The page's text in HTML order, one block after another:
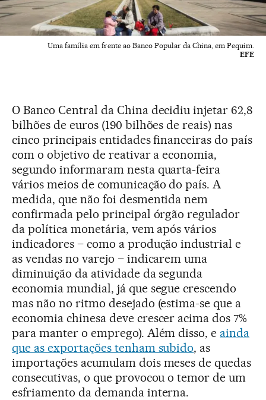
Uma família em frente ao Banco Popular da China, em Pequim.
EFE
O Banco Central da China decidiu injetar 62,8
bilhões de euros (190 bilhões de reais) nas
cinco principais entidades financeiras do país
com o objetivo de reativar a economia,
segundo informaram nesta quarta-feira
vários meios de comunicação do país. A
medida, que não foi desmentida nem
confirmada pelo principal órgão regulador
da política monetária, vem após vários
indicadores – como a produção industrial e
as vendas no varejo – indicarem uma
diminuição da atividade da segunda
economia mundial, já que segue crescendo
mas não no ritmo desejado (estima-se que a
economia chinesa deve crescer acima dos 7%
para manter o emprego). Além disso, e ainda
que as exportações tenham subido, as
importações acumulam dois meses de quedas
consecutivas, o que provocou o temor de um
esfriamento da demanda interna.